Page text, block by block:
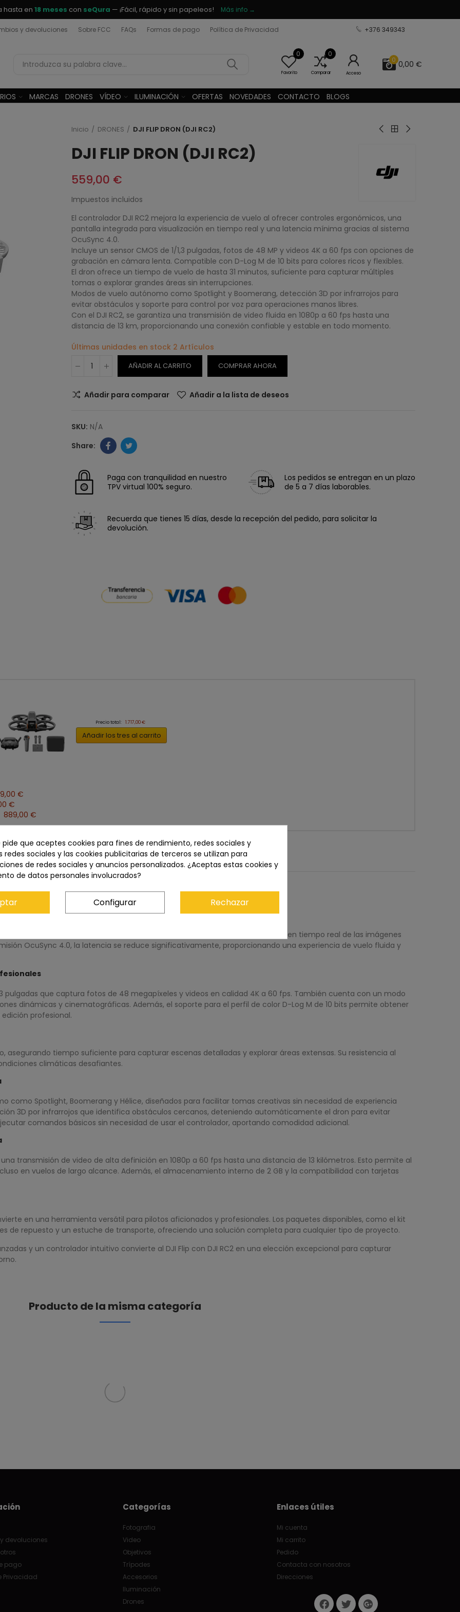
hasta en 18 meses con seQura — ¡Fácil, rápido y sin papeleos! Más info →
y devoluciones Sobre FCC FAQs Formas de pago Política de Privacidad +376 349343
0
Favorito
0
Comparar Acceso
0 0,00 €
MARCAS DRONES VÍDEO ILUMINACIÓN OFERTAS NOVEDADES CONTACTO BLOGS
Inicio DRONES DJI FLIP DRON (DJI RC2)
DJI FLIP DRON (DJI RC2)
559,00 €
Impuestos incluidos
El controlador DJI RC2 mejora la experiencia de vuelo al ofrecer controles ergonómicos, una
pantalla integrada para visualización en tiempo real y una latencia mínima gracias al sistema
OcuSync 4.0.
Incluye un sensor CMOS de 1/1,3 pulgadas, fotos de 48 MP y videos 4K a 60 fps con opciones de
grabación en cámara lenta. Compatible con D-Log M de 10 bits para colores ricos y flexibles.
El dron ofrece un tiempo de vuelo de hasta 31 minutos, suficiente para capturar múltiples
tomas o explorar grandes áreas sin interrupciones.
Modos de vuelo autónomo como Spotlight y Boomerang, detección 3D por infrarrojos para
evitar obstáculos y soporte para control por voz para operaciones manos libres.
Con el DJI RC2, se garantiza una transmisión de video fluida en 1080p a 60 fps hasta una
distancia de 13 km, proporcionando una conexión confiable y estable en todo momento.
Últimas unidades en stock 2 Artículos
AÑADIR AL CARRITO COMPRAR AHORA
Añadir para comparar Añadir a la lista de deseos
SKU: N/A
Paga con tranquilidad en nuestro
TPV virtual 100% seguro.
Los pedidos se entregan en un plazo
de 5 a 7 días laborables.
Recuerda que tienes 15 días, desde la recepción del pedido, para solicitar la
devolución.
Precio total: 1.717,00 €
Añadir los tres al carrito
€
€
889,00 €
Descripción Características del producto
DJI RC2
con controles precisos y una pantalla integrada que permite una visualización en tiempo real de las imágenes
OcuSync 4.0, la latencia se reduce significativamente, proporcionando una experiencia de vuelo fluida y
pulgadas que captura fotos de 48 megapíxeles y videos en calidad 4K a 60 fps. También cuenta con un modo
dinámicas y cinematográficas. Además, el soporte para el perfil de color D-Log M de 10 bits permite obtener
profesional.
asegurando tiempo suficiente para capturar escenas detalladas y explorar áreas extensas. Su resistencia al
climáticas desafiantes.
como Spotlight, Boomerang y Hélice, diseñados para facilitar tomas creativas sin necesidad de experiencia
3D por infrarrojos que identifica obstáculos cercanos, deteniendo automáticamente el dron para evitar
comandos básicos sin necesidad de usar el controlador, aportando comodidad adicional.
transmisión de video de alta definición en 1080p a 60 fps hasta una distancia de 13 kilómetros. Esto permite al
en vuelos de largo alcance. Además, el almacenamiento interno de 2 GB y la compatibilidad con tarjetas
en una herramienta versátil para pilotos aficionados y profesionales. Los paquetes disponibles, como el kit
de repuesto y un estuche de transporte, ofreciendo una solución completa para cualquier tipo de proyecto.
y un controlador intuitivo convierte al DJI Flip con DJI RC2 en una elección excepcional para capturar
Producto de la misma categoría
devoluciones
pago
Privacidad
Categorías
Fotografia
Video
Objetivos
Trípodes
Accesorios
Iluminación
Drones
Enlaces útiles
Mi cuenta
Mi carrito
Pedido
Contacta con nosotros
Direcciones
que aceptes cookies para fines de rendimiento, redes sociales y
redes sociales y las cookies publicitarias de terceros se utilizan para
de redes sociales y anuncios personalizados. ¿Aceptas estas cookies y
de datos personales involucrados?
Configurar Rechazar